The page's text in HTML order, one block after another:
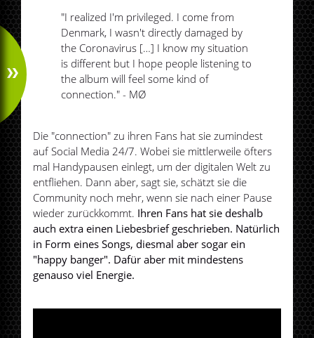
"I realized I'm privileged. I come from
Denmark, I wasn't directly damaged by
the Coronavirus […] I know my situation
is different but I hope people listening to
the album will feel some kind of
connection." - MØ
Die "connection" zu ihren Fans hat sie zumindest
auf Social Media 24/7. Wobei sie mittlerweile öfters
mal Handypausen einlegt, um der digitalen Welt zu
entfliehen. Dann aber, sagt sie, schätzt sie die
Community noch mehr, wenn sie nach einer Pause
wieder zurückkommt. Ihren Fans hat sie deshalb
auch extra einen Liebesbrief geschrieben. Natürlich
in Form eines Songs, diesmal aber sogar ein
"happy banger". Dafür aber mit mindestens
genauso viel Energie.